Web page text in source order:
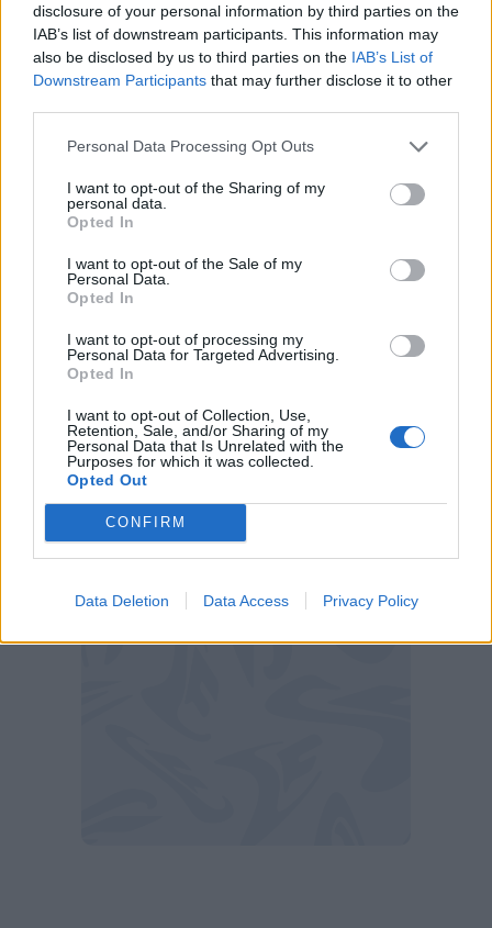
disclosure of your personal information by third parties on the
IAB’s list of downstream participants. This information may
also be disclosed by us to third parties on the IAB’s List of
Downstream Participants that may further disclose it to other
Personal Data Processing Opt Outs
I want to opt-out of the Sharing of my
personal data.
Opted In
I want to opt-out of the Sale of my
Personal Data.
Opted In
I want to opt-out of processing my
Personal Data for Targeted Advertising.
Opted In
I want to opt-out of Collection, Use,
Retention, Sale, and/or Sharing of my
Personal Data that Is Unrelated with the
Purposes for which it was collected.
Opted Out
CONFIRM
Data Deletion Data Access Privacy Policy
riuscire a trovare di più la porta, a partire da
noi attaccanti".
"Non mi sono mai tirato indietro, dando
sempre la mia disponibilità nonostante un
piccolo problema alla caviglia. Spero di
Lazio a vincere tante partite".
Il pensiero della Coppa d'Africa è uno
stimolo in più?
"Sì, è una competizione molto importante,
peccato solo che capiti durante la stagione.
Adesso però devo pensare prima alla Lazio,
poi a dicembre vedremo vedremo cosa
accadrà con il Senegal".